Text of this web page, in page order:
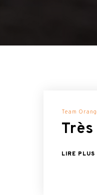
Team
LIRE PLUS